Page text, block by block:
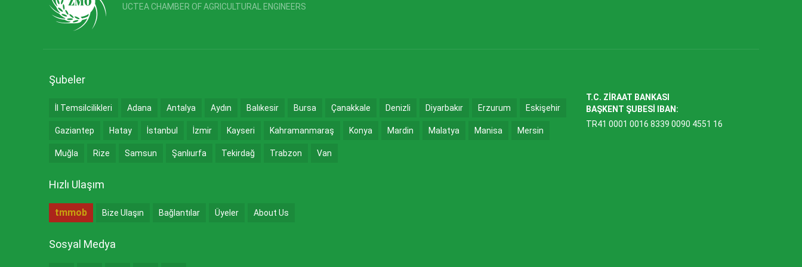
UCTEA CHAMBER OF AGRICULTURAL ENGINEERS
Şubeler
İl Temsilcilikleri Adana Antalya Aydın Balıkesir Bursa Çanakkale Denizli Diyarbakır Erzurum Eskişehir
Gaziantep Hatay İstanbul İzmir Kayseri Kahramanmaraş Konya Mardin Malatya Manisa Mersin
Muğla Rize Samsun Şanlıurfa Tekirdağ Trabzon Van
Hızlı Ulaşım
tmmob Bize Ulaşın Bağlantılar Üyeler About Us
Sosyal Medya
T.C. ZİRAAT BANKASI
BAŞKENT ŞUBESİ IBAN:
TR41 0001 0016 8339 0090 4551 16